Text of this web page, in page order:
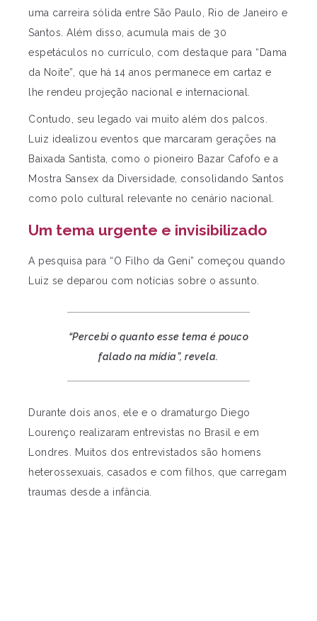
uma carreira sólida entre São Paulo, Rio de Janeiro e
Santos. Além disso, acumula mais de 30
espetáculos no currículo, com destaque para “Dama
da Noite”, que há 14 anos permanece em cartaz e
lhe rendeu projeção nacional e internacional.
Contudo, seu legado vai muito além dos palcos.
Luiz idealizou eventos que marcaram gerações na
Baixada Santista, como o pioneiro Bazar Cafofo e a
Mostra Sansex da Diversidade, consolidando Santos
como polo cultural relevante no cenário nacional.
Um tema urgente e invisibilizado
A pesquisa para “O Filho da Geni” começou quando
Luiz se deparou com notícias sobre o assunto.
“Percebi o quanto esse tema é pouco
falado na mídia”, revela.
Durante dois anos, ele e o dramaturgo Diego
Lourenço realizaram entrevistas no Brasil e em
Londres. Muitos dos entrevistados são homens
heterossexuais, casados e com filhos, que carregam
traumas desde a infância.